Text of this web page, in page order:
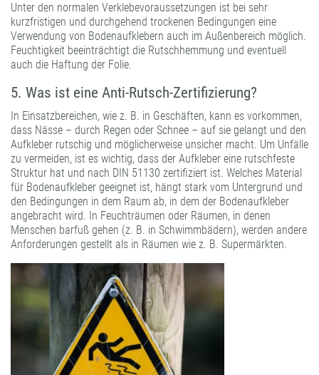
Unter den normalen Verklebevoraussetzungen ist bei sehr
kurzfristigen und durchgehend trockenen Bedingungen eine
Verwendung von Bodenaufklebern auch im Außenbereich möglich.
Feuchtigkeit beeinträchtigt die Rutschhemmung und eventuell
auch die Haftung der Folie.
5. Was ist eine Anti-Rutsch-Zertifizierung?
In Einsatzbereichen, wie z. B. in Geschäften, kann es vorkommen,
dass Nässe – durch Regen oder Schnee – auf sie gelangt und den
Aufkleber rutschig und möglicherweise unsicher macht. Um Unfälle
zu vermeiden, ist es wichtig, dass der Aufkleber eine rutschfeste
Struktur hat und nach DIN 51130 zertifiziert ist. Welches Material
für Bodenaufkleber geeignet ist, hängt stark vom Untergrund und
den Bedingungen in dem Raum ab, in dem der Bodenaufkleber
angebracht wird. In Feuchträumen oder Räumen, in denen
Menschen barfuß gehen (z. B. in Schwimmbädern), werden andere
Anforderungen gestellt als in Räumen wie z. B. Supermärkten.